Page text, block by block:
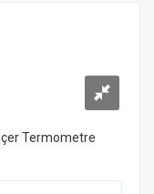
Termometre